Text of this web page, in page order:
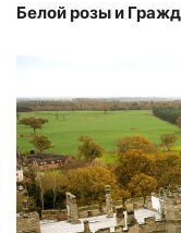
Белой розы и